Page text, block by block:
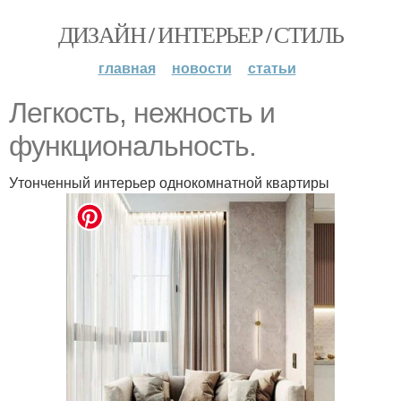
ДИЗАЙН / ИНТЕРЬЕР / СТИЛЬ
главная новости статьи
Легкость, нежность и
функциональность.
Утонченный интерьер однокомнатной квартиры